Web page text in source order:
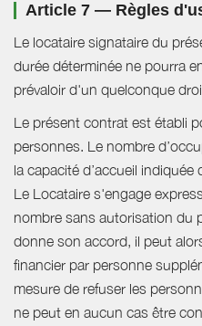
Article 7 — Règles
Le locataire signataire du
durée déterminée ne pourra
prévaloir d'un quelconque
Le présent contrat est établi
personnes. Le nombre
la capacité d’accueil
Le Locataire s'engage
nombre sans autorisation du
donne son accord, il peut
financier par personne
mesure de refuser les
ne peut en aucun cas être